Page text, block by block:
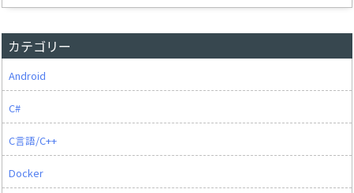
カテゴリー
Android
C#
C言語/C++
Docker